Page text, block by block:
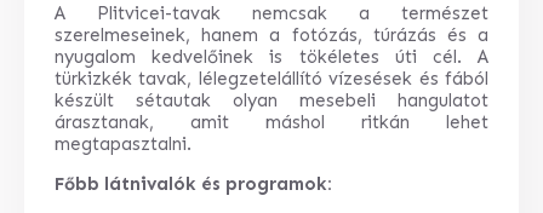
A Plitvicei-tavak nemcsak a természet
szerelmeseinek, hanem a fotózás, túrázás és a
nyugalom kedvelőinek is tökéletes úti cél. A
türkizkék tavak, lélegzetelállító vízesések és fából
készült sétautak olyan mesebeli hangulatot
árasztanak, amit máshol ritkán lehet
megtapasztalni.
Főbb látnivalók és programok: